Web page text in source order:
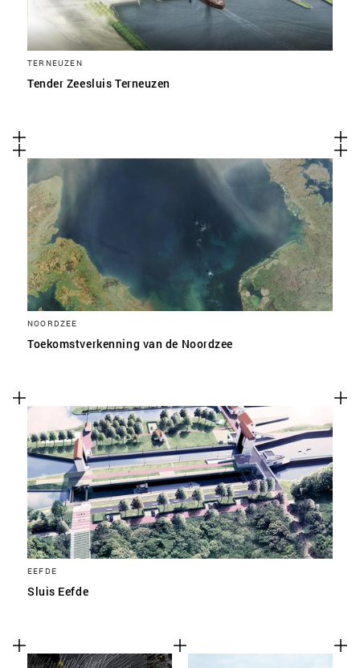
TERNEUZEN
Tender Zeesluis Terneuzen
NOORDZEE
Toekomstverkenning van de Noordzee
EEFDE
Sluis Eefde